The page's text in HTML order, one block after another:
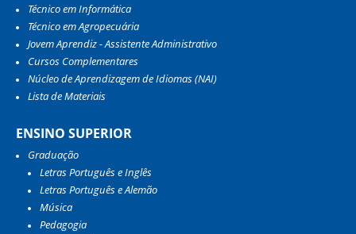
Técnico em Informática
Técnico em Agropecuária
Jovem Aprendiz - Assistente Administrativo
Cursos Complementares
Núcleo de Aprendizagem de Idiomas (NAI)
Lista de Materiais
ENSINO SUPERIOR
Graduação
Letras Português e Inglês
Letras Português e Alemão
Música
Pedagogia